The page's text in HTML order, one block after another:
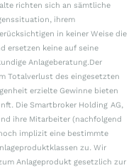
richten sich an sämtliche
ihrem
in keiner Weise die
ersetzen keine auf seine
Anlageberatung.Der
Totalverlust des eingesetzten
erzielte Gewinne bieten
Die Smartbroker Holding AG,
ihre Mitarbeiter (nachfolgend
implizit eine bestimmte
zu. Wir
Anlageprodukt gesetzlich zur